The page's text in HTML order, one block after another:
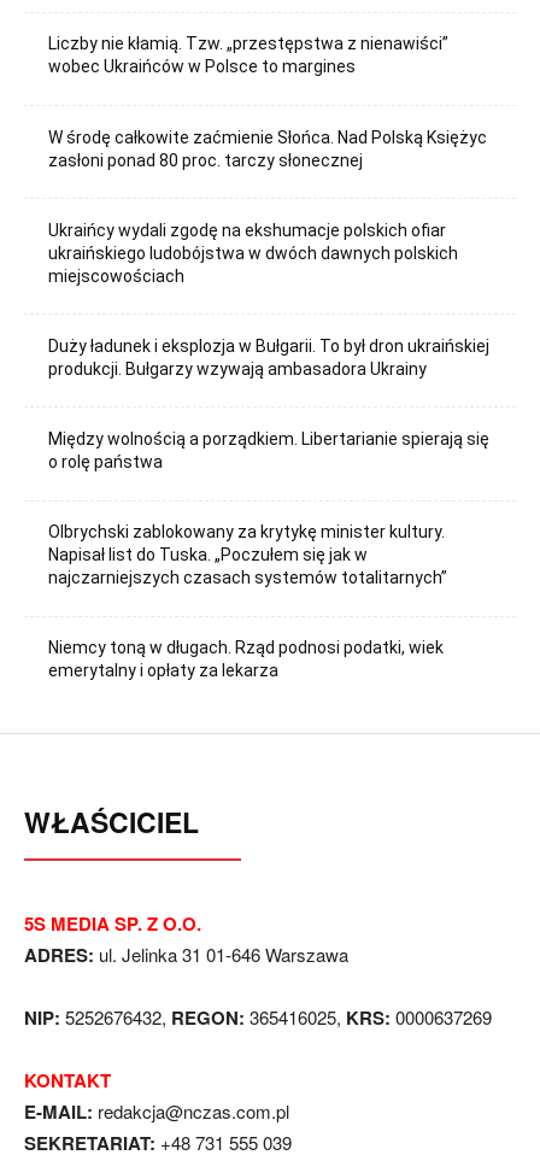
Liczby nie kłamią. Tzw. „przestępstwa z nienawiści”
wobec Ukraińców w Polsce to margines
W środę całkowite zaćmienie Słońca. Nad Polską Księżyc
zasłoni ponad 80 proc. tarczy słonecznej
Ukraińcy wydali zgodę na ekshumacje polskich ofiar
ukraińskiego ludobójstwa w dwóch dawnych polskich
miejscowościach
Duży ładunek i eksplozja w Bułgarii. To był dron ukraińskiej
produkcji. Bułgarzy wzywają ambasadora Ukrainy
Między wolnością a porządkiem. Libertarianie spierają się
o rolę państwa
Olbrychski zablokowany za krytykę minister kultury.
Napisał list do Tuska. „Poczułem się jak w
najczarniejszych czasach systemów totalitarnych”
Niemcy toną w długach. Rząd podnosi podatki, wiek
emerytalny i opłaty za lekarza
WŁAŚCICIEL
5S MEDIA SP. Z O.O.
ADRES: ul. Jelinka 31 01-646 Warszawa
NIP: 5252676432, REGON: 365416025, KRS: 0000637269
KONTAKT
E-MAIL: redakcja@nczas.com.pl
SEKRETARIAT: +48 731 555 039